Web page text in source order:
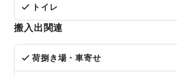
トイレ
搬入出関連
荷捌き場・車寄せ